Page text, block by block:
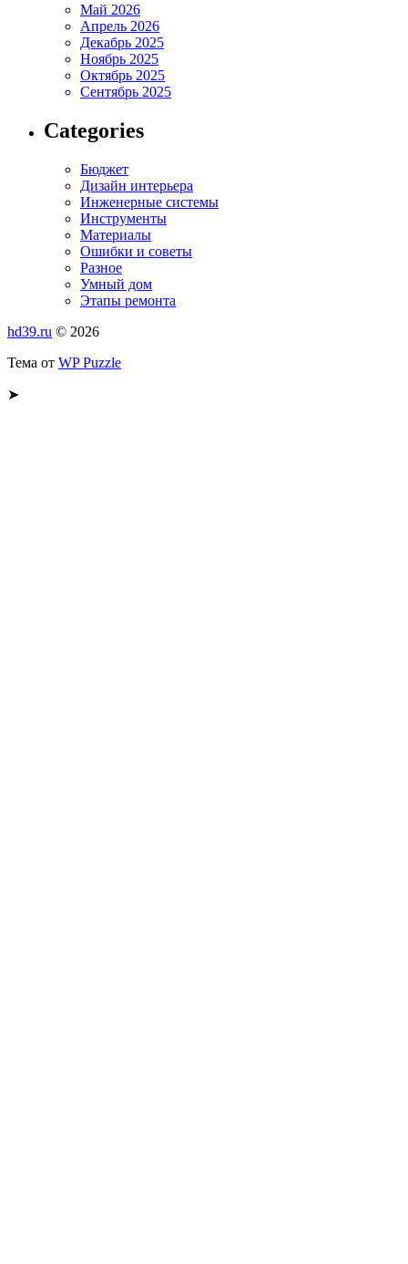
Май 2026
Апрель 2026
Декабрь 2025
Ноябрь 2025
Октябрь 2025
Сентябрь 2025
Categories
Бюджет
Дизайн интерьера
Инженерные системы
Инструменты
Материалы
Ошибки и советы
Разное
Умный дом
Этапы ремонта
hd39.ru © 2026
Тема от WP Puzzle
➤